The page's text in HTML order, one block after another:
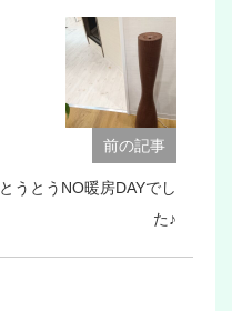
前の記事
とうとうNO暖房DAYでし
た♪